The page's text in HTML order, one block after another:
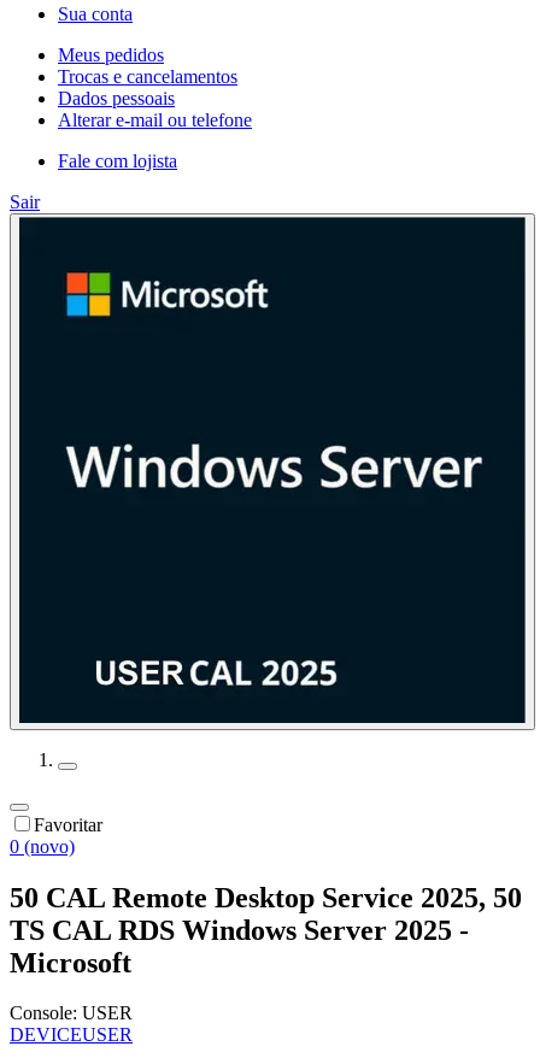
Sua conta
Meus pedidos
Trocas e cancelamentos
Dados pessoais
Alterar e-mail ou telefone
Fale com lojista
Sair
Favoritar
0 (novo)
50 CAL Remote Desktop Service 2025, 50
TS CAL RDS Windows Server 2025 -
Microsoft
Console: USER
DEVICEUSER